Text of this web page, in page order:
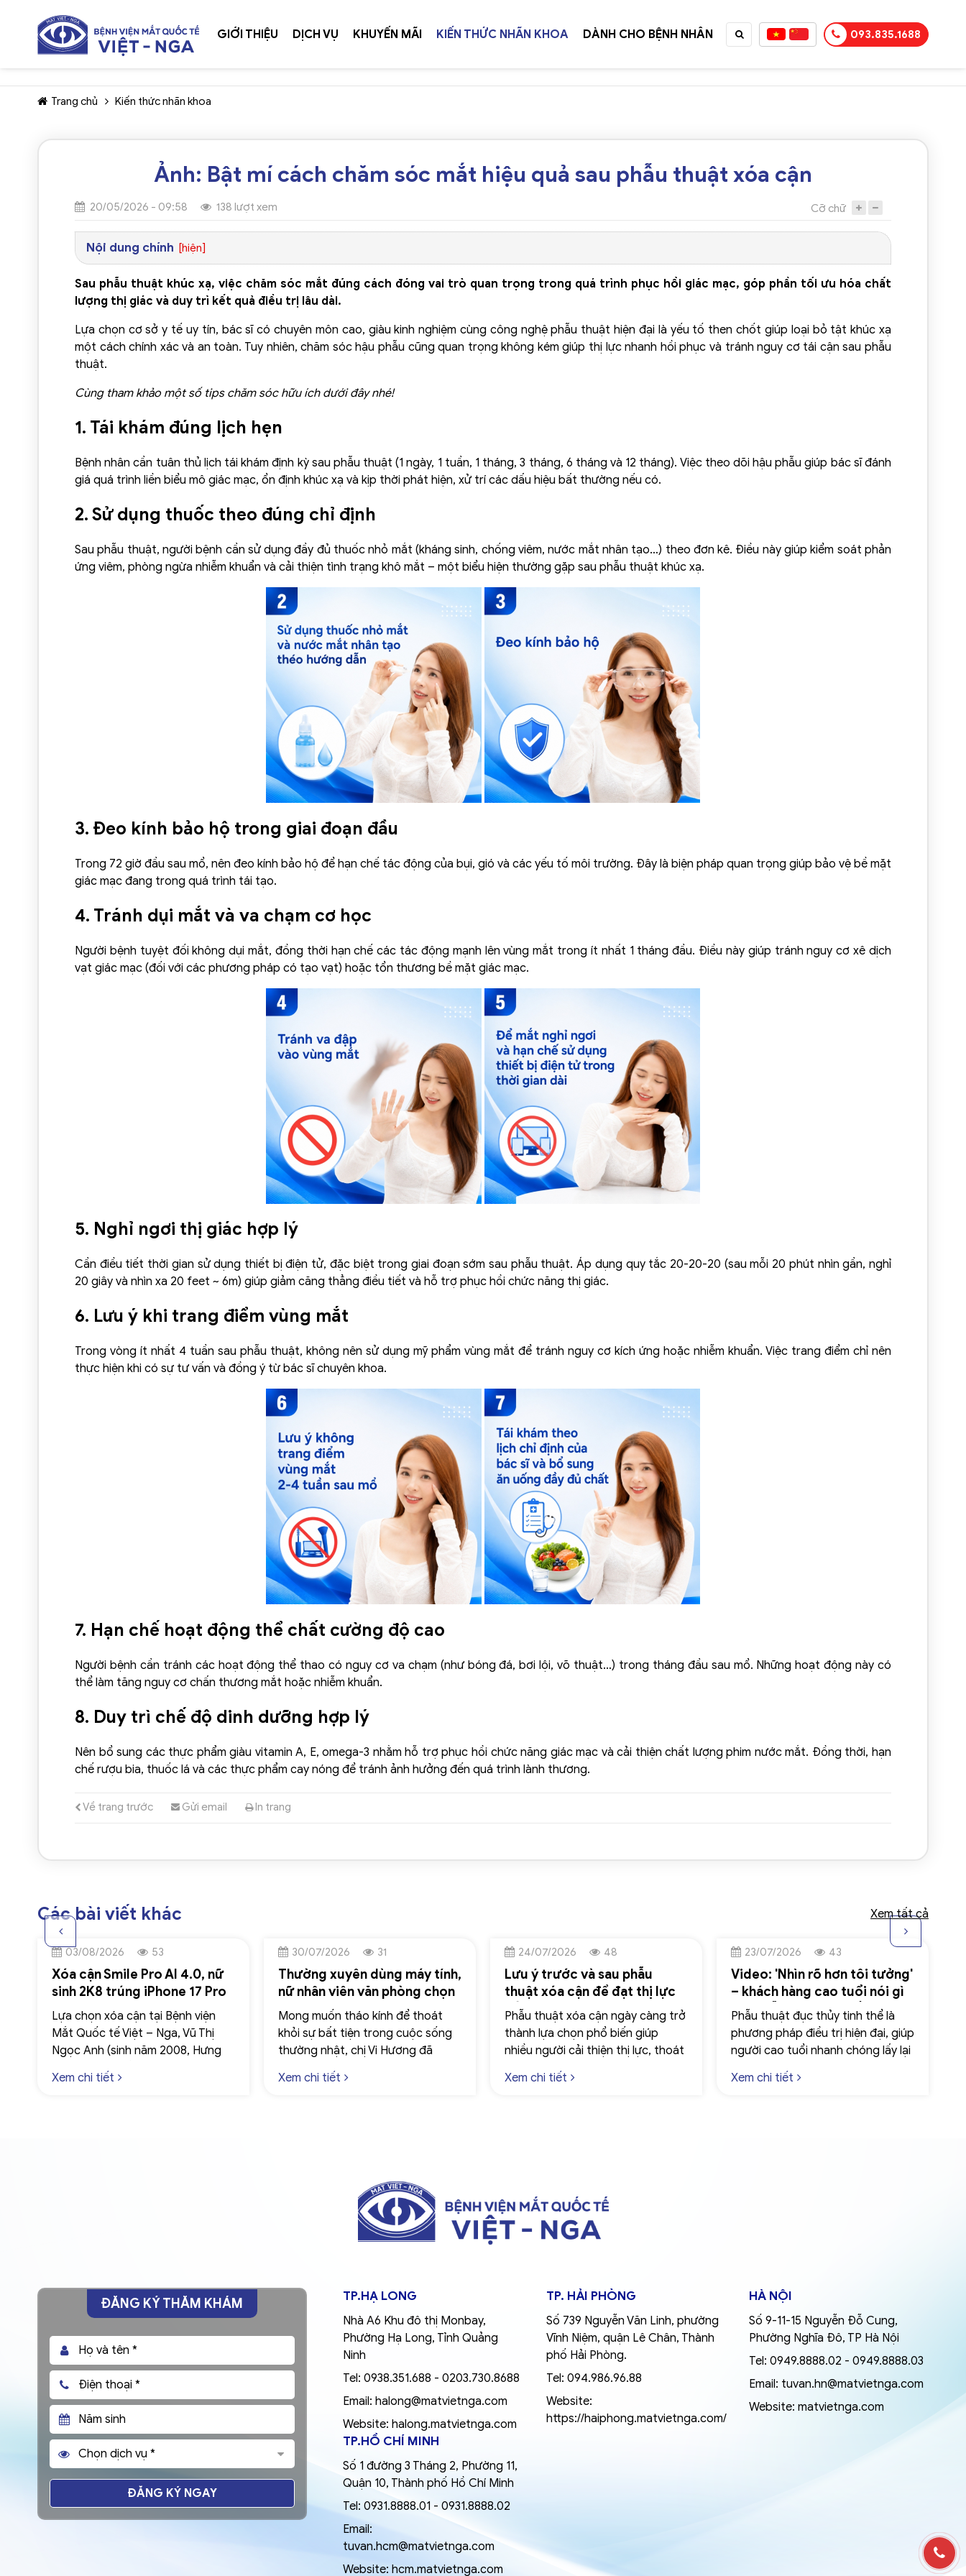
093.835.1688
GIỚI THIỆU DỊCH VỤ KHUYẾN MÃI KIẾN THỨC NHÃN KHOA DÀNH CHO BỆNH NHÂN
Trang chủ Kiến thức nhãn khoa
Ảnh: Bật mí cách chăm sóc mắt hiệu quả sau phẫu thuật xóa cận
20/05/2026 - 09:58 138 lượt xem Cỡ chữ
Nội dung chính [hiện]
Sau phẫu thuật khúc xạ, việc chăm sóc mắt đúng cách đóng vai trò quan trọng trong quá trình phục hồi giác mạc, góp phần tối ưu hóa chất
lượng thị giác và duy trì kết quả điều trị lâu dài.
Lựa chọn cơ sở y tế uy tín, bác sĩ có chuyên môn cao, giàu kinh nghiệm cùng công nghệ phẫu thuật hiện đại là yếu tố then chốt giúp loại bỏ tật khúc xạ
một cách chính xác và an toàn. Tuy nhiên, chăm sóc hậu phẫu cũng quan trọng không kém giúp thị lực nhanh hồi phục và tránh nguy cơ tái cận sau phẫu
thuật.
Cùng tham khảo một số tips chăm sóc hữu ích dưới đây nhé!
1. Tái khám đúng lịch hẹn
Bệnh nhân cần tuân thủ lịch tái khám định kỳ sau phẫu thuật (1 ngày, 1 tuần, 1 tháng, 3 tháng, 6 tháng và 12 tháng). Việc theo dõi hậu phẫu giúp bác sĩ đánh
giá quá trình liền biểu mô giác mạc, ổn định khúc xạ và kịp thời phát hiện, xử trí các dấu hiệu bất thường nếu có.
2. Sử dụng thuốc theo đúng chỉ định
Sau phẫu thuật, người bệnh cần sử dụng đầy đủ thuốc nhỏ mắt (kháng sinh, chống viêm, nước mắt nhân tạo…) theo đơn kê. Điều này giúp kiểm soát phản
ứng viêm, phòng ngừa nhiễm khuẩn và cải thiện tình trạng khô mắt – một biểu hiện thường gặp sau phẫu thuật khúc xạ.
3. Đeo kính bảo hộ trong giai đoạn đầu
Trong 72 giờ đầu sau mổ, nên đeo kính bảo hộ để hạn chế tác động của bụi, gió và các yếu tố môi trường. Đây là biện pháp quan trọng giúp bảo vệ bề mặt
giác mạc đang trong quá trình tái tạo.
4. Tránh dụi mắt và va chạm cơ học
Người bệnh tuyệt đối không dụi mắt, đồng thời hạn chế các tác động mạnh lên vùng mắt trong ít nhất 1 tháng đầu. Điều này giúp tránh nguy cơ xê dịch
vạt giác mạc (đối với các phương pháp có tạo vạt) hoặc tổn thương bề mặt giác mạc.
5. Nghỉ ngơi thị giác hợp lý
Cần điều tiết thời gian sử dụng thiết bị điện tử, đặc biệt trong giai đoạn sớm sau phẫu thuật. Áp dụng quy tắc 20-20-20 (sau mỗi 20 phút nhìn gần, nghỉ
20 giây và nhìn xa 20 feet ~ 6m) giúp giảm căng thẳng điều tiết và hỗ trợ phục hồi chức năng thị giác.
6. Lưu ý khi trang điểm vùng mắt
Trong vòng ít nhất 4 tuần sau phẫu thuật, không nên sử dụng mỹ phẩm vùng mắt để tránh nguy cơ kích ứng hoặc nhiễm khuẩn. Việc trang điểm chỉ nên
thực hiện khi có sự tư vấn và đồng ý từ bác sĩ chuyên khoa.
7. Hạn chế hoạt động thể chất cường độ cao
Người bệnh cần tránh các hoạt động thể thao có nguy cơ va chạm (như bóng đá, bơi lội, võ thuật…) trong tháng đầu sau mổ. Những hoạt động này có
thể làm tăng nguy cơ chấn thương mắt hoặc nhiễm khuẩn.
8. Duy trì chế độ dinh dưỡng hợp lý
Nên bổ sung các thực phẩm giàu vitamin A, E, omega-3 nhằm hỗ trợ phục hồi chức năng giác mạc và cải thiện chất lượng phim nước mắt. Đồng thời, hạn
chế rượu bia, thuốc lá và các thực phẩm cay nóng để tránh ảnh hưởng đến quá trình lành thương.
Về trang trước Gửi email In trang
Các bài viết khác Xem tất cả
03/08/2026 53
Xóa cận Smile Pro AI 4.0, nữ
sinh 2K8 trúng iPhone 17 Pro
Max
Lựa chọn xóa cận tại Bệnh viện
Mắt Quốc tế Việt – Nga, Vũ Thị
Ngọc Anh (sinh năm 2008, Hưng
Yên) đã may mắn là khách hàng
đặc biệt trúng giải thưởng iPhone
Xem chi tiết
30/07/2026 31
Thường xuyên dùng máy tính,
nữ nhân viên văn phòng chọn
SMILE Pro để xóa cận an
toàn, hồi phục nhanh
Mong muốn tháo kính để thoát
khỏi sự bất tiện trong cuộc sống
thường nhật, chị Vi Hương đã
quyết định xóa cận tại Bệnh viện
Mắt Quốc tế Việt – Nga.
Xem chi tiết
24/07/2026 48
Lưu ý trước và sau phẫu
thuật xóa cận để đạt thị lực
tối ưu
Phẫu thuật xóa cận ngày càng trở
thành lựa chọn phổ biến giúp
nhiều người cải thiện thị lực, thoát
khỏi sự phụ thuộc vào kính gọng
hay kính áp tròng. Tuy nhiên, để
Xem chi tiết
23/07/2026 43
Video: 'Nhìn rõ hơn tôi tưởng'
– khách hàng cao tuổi nói gì
sau phẫu thuật tại Mắt Việt –
Nga?
Phẫu thuật đục thủy tinh thể là
phương pháp điều trị hiện đại, giúp
người cao tuổi nhanh chóng lấy lại
thị lực sáng rõ với quy trình nhẹ
nhàng và thời gian hồi phục nhanh.
Xem chi tiết
ĐĂNG KÝ THĂM KHÁM
ĐĂNG KÝ NGAY
TP.HẠ LONG
Nhà A6 Khu đô thị Monbay,
Phường Hạ Long, Tỉnh Quảng
Ninh
Tel: 0938.351.688 - 0203.730.8688
Email: halong@matvietnga.com
Website: halong.matvietnga.com
TP. HẢI PHÒNG
Số 739 Nguyễn Văn Linh, phường
Vĩnh Niệm, quận Lê Chân, Thành
phố Hải Phòng.
Tel: 094.986.96.88
Website:
https://haiphong.matvietnga.com/
HÀ NỘI
Số 9-11-15 Nguyễn Đỗ Cung,
Phường Nghĩa Đô, TP Hà Nội
Tel: 0949.8888.02 - 0949.8888.03
Email: tuvan.hn@matvietnga.com
Website: matvietnga.com
TP.HỒ CHÍ MINH
Số 1 đường 3 Tháng 2, Phường 11,
Quận 10, Thành phố Hồ Chí Minh
Tel: 0931.8888.01 - 0931.8888.02
Email:
tuvan.hcm@matvietnga.com
Website: hcm.matvietnga.com